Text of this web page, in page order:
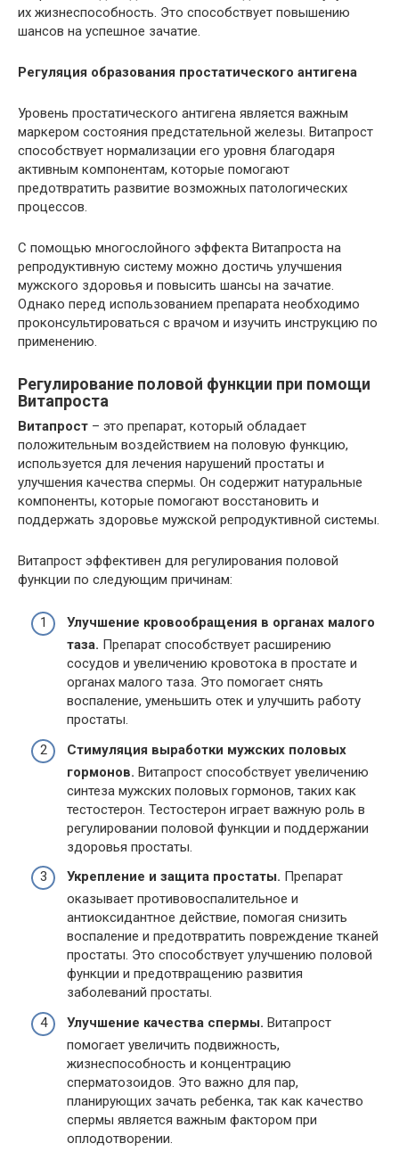
их жизнеспособность. Это способствует повышению
шансов на успешное зачатие.
Регуляция образования простатического антигена
Уровень простатического антигена является важным
маркером состояния предстательной железы. Витапрост
способствует нормализации его уровня благодаря
активным компонентам, которые помогают
предотвратить развитие возможных патологических
процессов.
С помощью многослойного эффекта Витапроста на
репродуктивную систему можно достичь улучшения
мужского здоровья и повысить шансы на зачатие.
Однако перед использованием препарата необходимо
проконсультироваться с врачом и изучить инструкцию по
применению.
Регулирование половой функции при помощи
Витапроста
Витапрост – это препарат, который обладает
положительным воздействием на половую функцию,
используется для лечения нарушений простаты и
улучшения качества спермы. Он содержит натуральные
компоненты, которые помогают восстановить и
поддержать здоровье мужской репродуктивной системы.
Витапрост эффективен для регулирования половой
функции по следующим причинам:
Улучшение кровообращения в органах малого
таза. Препарат способствует расширению
сосудов и увеличению кровотока в простате и
органах малого таза. Это помогает снять
воспаление, уменьшить отек и улучшить работу
простаты.
Стимуляция выработки мужских половых
гормонов. Витапрост способствует увеличению
синтеза мужских половых гормонов, таких как
тестостерон. Тестостерон играет важную роль в
регулировании половой функции и поддержании
здоровья простаты.
Укрепление и защита простаты. Препарат
оказывает противовоспалительное и
антиоксидантное действие, помогая снизить
воспаление и предотвратить повреждение тканей
простаты. Это способствует улучшению половой
функции и предотвращению развития
заболеваний простаты.
Улучшение качества спермы. Витапрост
помогает увеличить подвижность,
жизнеспособность и концентрацию
сперматозоидов. Это важно для пар,
планирующих зачать ребенка, так как качество
спермы является важным фактором при
оплодотворении.